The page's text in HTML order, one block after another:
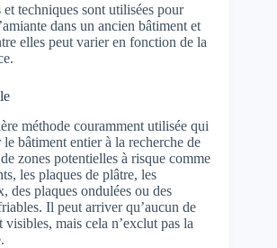
et techniques sont utilisées pour
dans un ancien bâtiment et
elles peut varier en fonction de la
méthode couramment utilisée qui
le bâtiment entier à la recherche de
zones potentielles à risque comme
les plaques de plâtre, les
des plaques ondulées ou des
Il peut arriver qu’aucun de
visibles, mais cela n’exclut pas la